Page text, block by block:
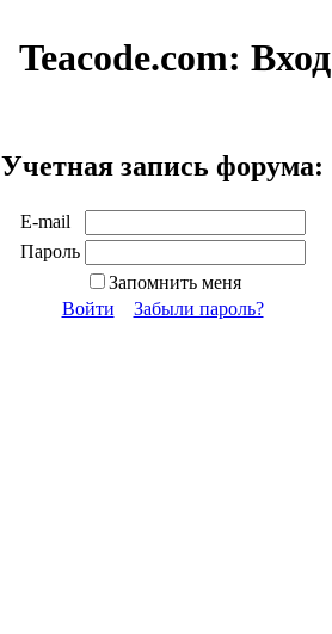
Teacode.com: Вход
Учетная запись форума:
E-mail
Пароль
Запомнить меня
Войти
Забыли пароль?